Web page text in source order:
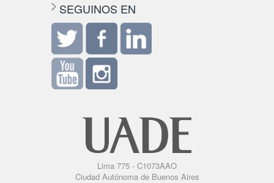
SEGUINOS EN
Lima 775 - C1073AAO
Ciudad Autónoma de Buenos Aires